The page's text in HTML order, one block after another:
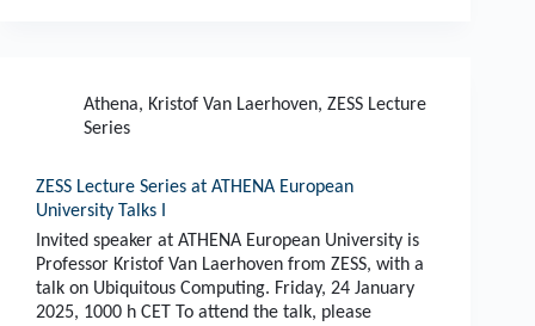
Athena, Kristof Van Laerhoven, ZESS Lecture
Series
ZESS Lecture Series at ATHENA European
University Talks I
Invited speaker at ATHENA European University is
Professor Kristof Van Laerhoven from ZESS, with a
talk on Ubiquitous Computing. Friday, 24 January
2025, 1000 h CET To attend the talk, please